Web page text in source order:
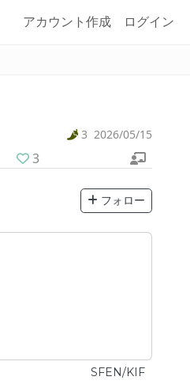
アカウント作成 ログイン
3 2026/05/15
3
フォロー
SFEN/KIF